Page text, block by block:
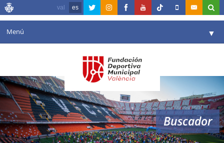
val es
Menú ▼
Agenda
Instalaciones ▼
Comunicación ▼
Buscador